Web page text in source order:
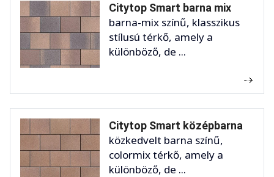
Citytop Smart barna mix
barna-mix színű, klasszikus
stílusú térkő, amely a
különböző, de ...
Citytop Smart középbarna
közkedvelt barna színű,
colormix térkő, amely a
különböző, de ...